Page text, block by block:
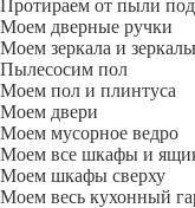
Протираем от пыли
Моем дверные ручки
Моем зеркала и
Пылесосим пол
Моем пол и плинтуса
Моем двери
Моем мусорное ведро
Моем все шкафы и
Моем шкафы сверху
Моем весь кухонный